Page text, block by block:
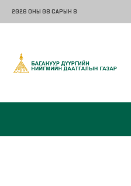
2026 ОНЫ 08 САРЫН 8